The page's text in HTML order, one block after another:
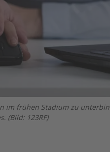
im frühen Stadium zu
(Bild: 123RF)